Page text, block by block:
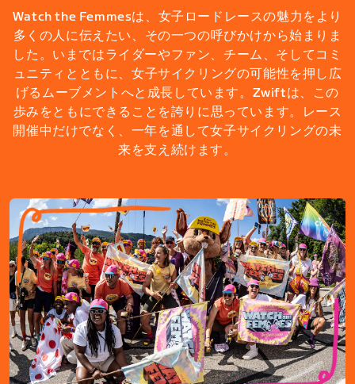
Watch the Femmesは、女子ロードレースの魅力をより
多くの人に伝えたい、その一つの呼びかけから始まりま
した。いまではライダーやファン、チーム、そしてコミ
ュニティとともに、女子サイクリングの可能性を押し広
げるムーブメントへと成長しています。Zwiftは、この
歩みをともにできることを誇りに思っています。レース
開催中だけでなく、一年を通して女子サイクリングの未
来を支え続けます。